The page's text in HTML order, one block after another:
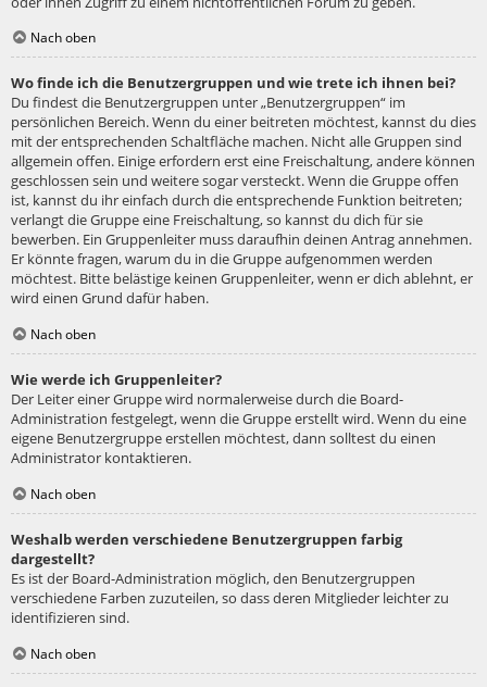
Nach oben
Wo finde ich die Benutzergruppen und wie trete ich ihnen bei?
Du findest die Benutzergruppen unter „Benutzergruppen“ im
persönlichen Bereich. Wenn du einer beitreten möchtest, kannst du dies
mit der entsprechenden Schaltfläche machen. Nicht alle Gruppen sind
allgemein offen. Einige erfordern erst eine Freischaltung, andere können
geschlossen sein und weitere sogar versteckt. Wenn die Gruppe offen
ist, kannst du ihr einfach durch die entsprechende Funktion beitreten;
verlangt die Gruppe eine Freischaltung, so kannst du dich für sie
bewerben. Ein Gruppenleiter muss daraufhin deinen Antrag annehmen.
Er könnte fragen, warum du in die Gruppe aufgenommen werden
möchtest. Bitte belästige keinen Gruppenleiter, wenn er dich ablehnt, er
wird einen Grund dafür haben.
Nach oben
Wie werde ich Gruppenleiter?
Der Leiter einer Gruppe wird normalerweise durch die Board-
Administration festgelegt, wenn die Gruppe erstellt wird. Wenn du eine
eigene Benutzergruppe erstellen möchtest, dann solltest du einen
Administrator kontaktieren.
Nach oben
Weshalb werden verschiedene Benutzergruppen farbig
dargestellt?
Es ist der Board-Administration möglich, den Benutzergruppen
verschiedene Farben zuzuteilen, so dass deren Mitglieder leichter zu
identifizieren sind.
Nach oben